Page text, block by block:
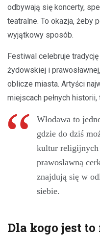
odbywają się koncerty,
teatralne. To okazja, żeby
wyjątkowy sposób.
Festiwal celebruje
żydowskiej i
oblicze miasta. Artyści
miejscach pełnych
Włodawa to
gdzie do dziś
kultur
prawosławną
znajdują się w
siebie.
Dla kogo jest to